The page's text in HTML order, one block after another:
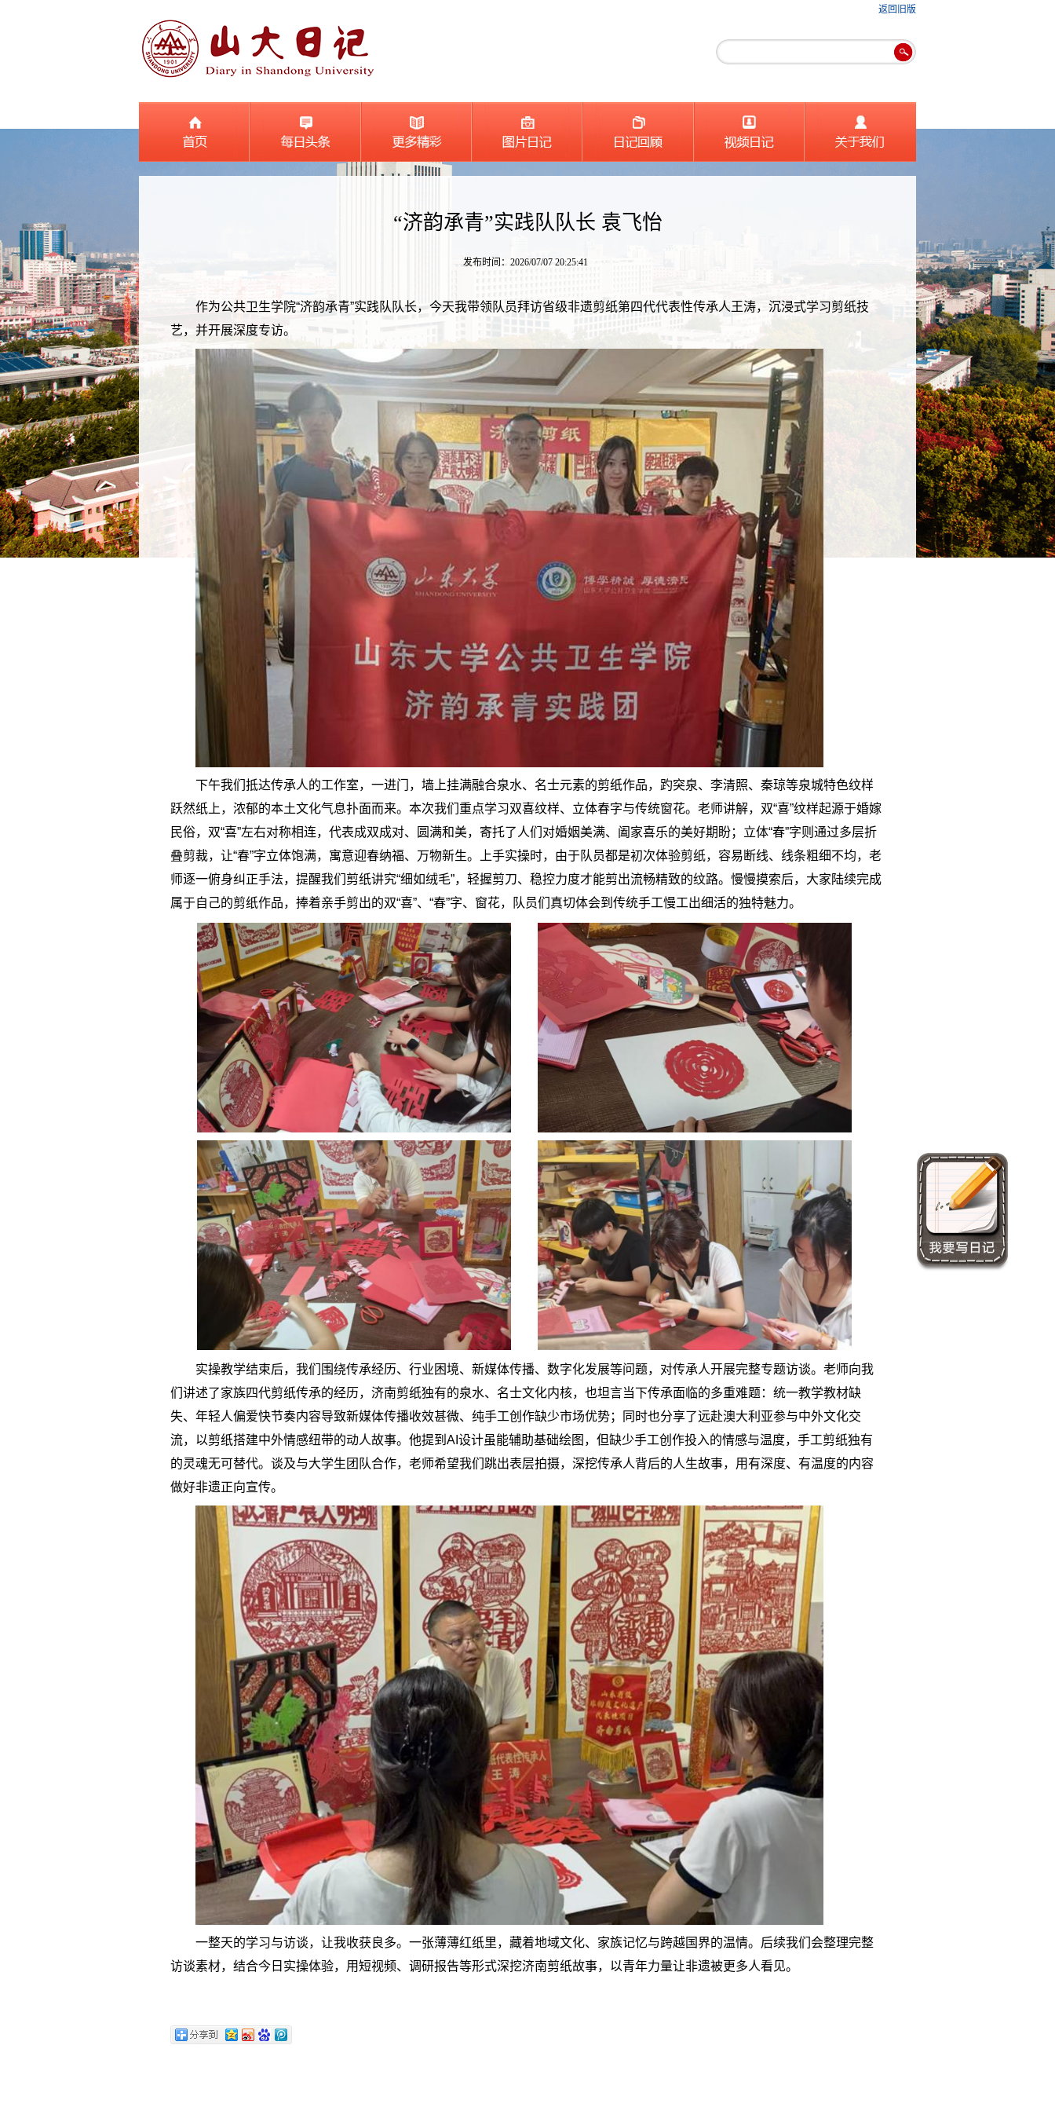
返回旧版
“济韵承青”实践队队长 袁飞怡
发布时间：2026/07/07 20:25:41
作为公共卫生学院“济韵承青”实践队队长，今天我带领队员拜访省级非遗剪纸第四代代表性传承人王涛，沉浸式学习剪纸技
艺，并开展深度专访。
下午我们抵达传承人的工作室，一进门，墙上挂满融合泉水、名士元素的剪纸作品，趵突泉、李清照、秦琼等泉城特色纹样
跃然纸上，浓郁的本土文化气息扑面而来。本次我们重点学习双喜纹样、立体春字与传统窗花。老师讲解，双“喜”纹样起源于婚嫁
民俗，双“喜”左右对称相连，代表成双成对、圆满和美，寄托了人们对婚姻美满、阖家喜乐的美好期盼；立体“春”字则通过多层折
叠剪裁，让“春”字立体饱满，寓意迎春纳福、万物新生。上手实操时，由于队员都是初次体验剪纸，容易断线、线条粗细不均，老
师逐一俯身纠正手法，提醒我们剪纸讲究“细如绒毛”，轻握剪刀、稳控力度才能剪出流畅精致的纹路。慢慢摸索后，大家陆续完成
属于自己的剪纸作品，捧着亲手剪出的双“喜”、“春”字、窗花，队员们真切体会到传统手工慢工出细活的独特魅力。
实操教学结束后，我们围绕传承经历、行业困境、新媒体传播、数字化发展等问题，对传承人开展完整专题访谈。老师向我
们讲述了家族四代剪纸传承的经历，济南剪纸独有的泉水、名士文化内核，也坦言当下传承面临的多重难题：统一教学教材缺
失、年轻人偏爱快节奏内容导致新媒体传播收效甚微、纯手工创作缺少市场优势；同时也分享了远赴澳大利亚参与中外文化交
流，以剪纸搭建中外情感纽带的动人故事。他提到AI设计虽能辅助基础绘图，但缺少手工创作投入的情感与温度，手工剪纸独有
的灵魂无可替代。谈及与大学生团队合作，老师希望我们跳出表层拍摄，深挖传承人背后的人生故事，用有深度、有温度的内容
做好非遗正向宣传。
一整天的学习与访谈，让我收获良多。一张薄薄红纸里，藏着地域文化、家族记忆与跨越国界的温情。后续我们会整理完整
访谈素材，结合今日实操体验，用短视频、调研报告等形式深挖济南剪纸故事，以青年力量让非遗被更多人看见。